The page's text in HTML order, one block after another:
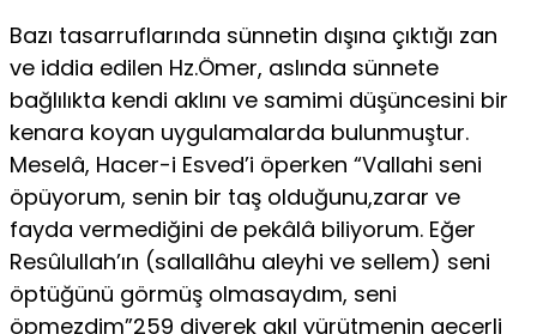
Bazı tasarruflarında sünnetin dışına çıktığı zan
ve iddia edilen Hz.Ömer, aslında sünnete
bağlılıkta kendi aklını ve samimi düşüncesini bir
kenara koyan uygulamalarda bulunmuştur.
Meselâ, Hacer-i Esved’i öperken “Vallahi seni
öpüyorum, senin bir taş olduğunu,zarar ve
fayda vermediğini de pekâlâ biliyorum. Eğer
Resûlullah’ın (sallallâhu aleyhi ve sellem) seni
öptüğünü görmüş olmasaydım, seni
öpmezdim”259 diyerek akıl yürütmenin geçerli